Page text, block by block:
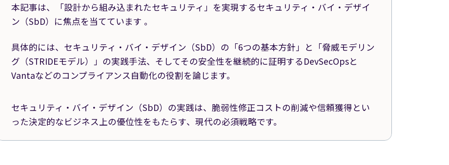
本記事は、「設計から組み込まれたセキュリティ」を実現するセキュリティ・バイ・デザイ
ン（SbD）に焦点を当てています 。
具体的には、セキュリティ・バイ・デザイン（SbD）の「6つの基本方針」と「脅威モデリン
グ（STRIDEモデル）」の実践手法、そしてその安全性を継続的に証明するDevSecOpsと
Vantaなどのコンプライアンス自動化の役割を論じます。
セキュリティ・バイ・デザイン（SbD）の実践は、脆弱性修正コストの削減や信頼獲得とい
った決定的なビジネス上の優位性をもたらす、現代の必須戦略です。